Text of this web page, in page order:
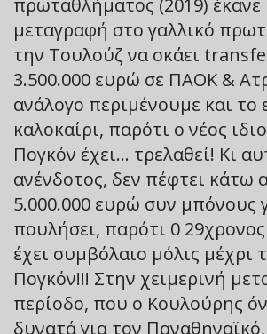
μεταγραφή στο γαλλικό
την Τουλούζ να σκάει
3.500.000 ευρώ σε ΠΑΟΚ &
ανάλογο περιμένουμε και το
καλοκαίρι, παρότι ο νέος
Πογκόν έχει… τρελαθεί! Κι
ανένδοτος, δεν πέφτει κάτω
5.000.000 ευρώ συν μπόνους
πουλήσει, παρότι 0
έχει συμβόλαιο μόλις μέχρι
Πογκόν!!! Στην χειμερινή
περίοδο, που ο Κουλούρης
δυνατά για τον